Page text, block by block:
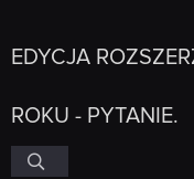
EDYCJA
ROKU - PYTANIE.